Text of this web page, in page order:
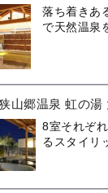
落ち着きあ
で天然温泉
山郷温泉 虹の湯
8室それぞ
るスタイリ